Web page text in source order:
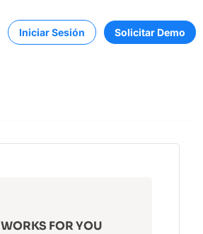
WORKS FOR YOU
Iniciar Sesión Solicitar Demo